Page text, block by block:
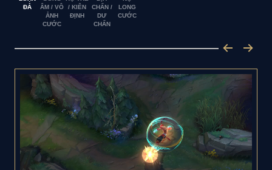
ĐẢ
ÂM / VÔ
ẢNH
CƯỚC
/ KIÊN
ĐỊNH
CHẤN /
DƯ
CHẤN
LONG
CƯỚC